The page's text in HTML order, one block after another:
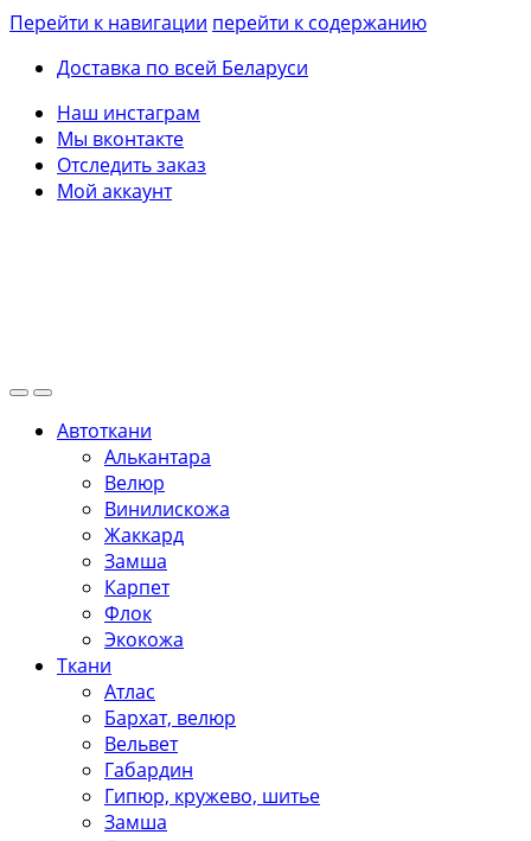
Перейти к навигации перейти к содержанию
Доставка по всей Беларуси
Наш инстаграм
Мы вконтакте
Отследить заказ
Мой аккаунт
Автоткани
Алькантара
Велюр
Винилискожа
Жаккард
Замша
Карпет
Флок
Экокожа
Ткани
Атлас
Бархат, велюр
Вельвет
Габардин
Гипюр, кружево, шитье
Замша